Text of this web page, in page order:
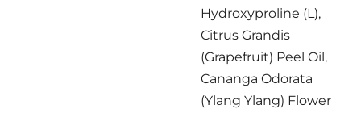
Hydroxyproline (L),
Citrus Grandis
(Grapefruit) Peel Oil,
Cananga Odorata
(Ylang Ylang) Flower